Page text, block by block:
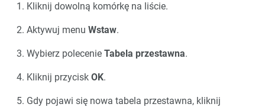
Kliknij dowolną komórkę na liście.
Aktywuj menu Wstaw.
Wybierz polecenie Tabela przestawna.
Kliknij przycisk OK.
Gdy pojawi się nowa tabela przestawna, kliknij